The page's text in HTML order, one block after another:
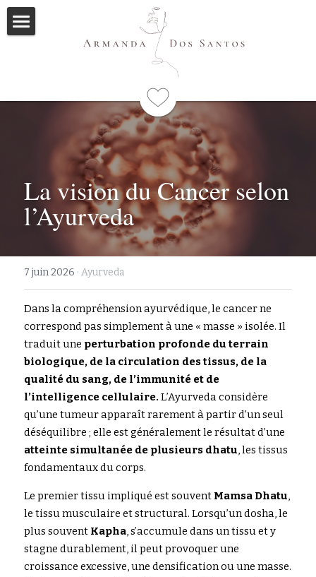
Formations
Programme
Immersions
Mes livres
Articles
Me contacter
Rechercher
La vision du Cancer selon
l’Ayurveda
7 juin 2026 · Ayurveda
Dans la compréhension ayurvédique, le cancer ne
correspond pas simplement à une « masse » isolée. Il
traduit une perturbation profonde du terrain
biologique, de la circulation des tissus, de la
qualité du sang, de l’immunité et de
l’intelligence cellulaire. L’Ayurveda considère
qu’une tumeur apparaît rarement à partir d’un seul
atteinte simultanée de plusieurs dhatu, les tissus
fondamentaux du corps.
Le premier tissu impliqué est souvent Mamsa Dhatu,
le tissu musculaire et structural. Lorsqu’un dosha, le
plus souvent Kapha, s’accumule dans un tissu et y
stagne durablement, il peut provoquer une
croissance excessive, une densification ou une masse.